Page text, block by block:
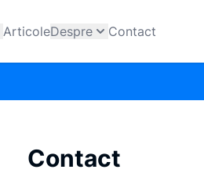
ArticoleDespre Contact
Contact